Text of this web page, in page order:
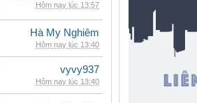
Hôm nay lúc 13:57
Hà My Nghiêm
Hôm nay lúc 13:40
vyvy937
Hôm nay lúc 13:40